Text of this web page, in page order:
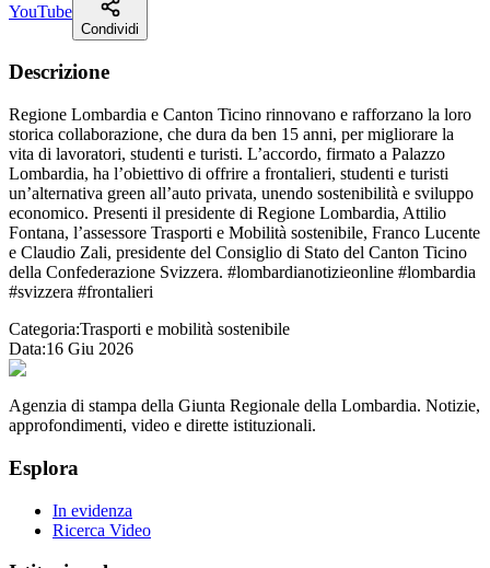
YouTube
Condividi
Descrizione
Regione Lombardia e Canton Ticino rinnovano e rafforzano la loro
storica collaborazione, che dura da ben 15 anni, per migliorare la
vita di lavoratori, studenti e turisti. L’accordo, firmato a Palazzo
Lombardia, ha l’obiettivo di offrire a frontalieri, studenti e turisti
un’alternativa green all’auto privata, unendo sostenibilità e sviluppo
economico. Presenti il presidente di Regione Lombardia, Attilio
Fontana, l’assessore Trasporti e Mobilità sostenibile, Franco Lucente
e Claudio Zali, presidente del Consiglio di Stato del Canton Ticino
della Confederazione Svizzera. #lombardianotizieonline #lombardia
#svizzera #frontalieri
Categoria:Trasporti e mobilità sostenibile
Data:16 Giu 2026
Agenzia di stampa della Giunta Regionale della Lombardia. Notizie,
approfondimenti, video e dirette istituzionali.
Esplora
In evidenza
Ricerca Video